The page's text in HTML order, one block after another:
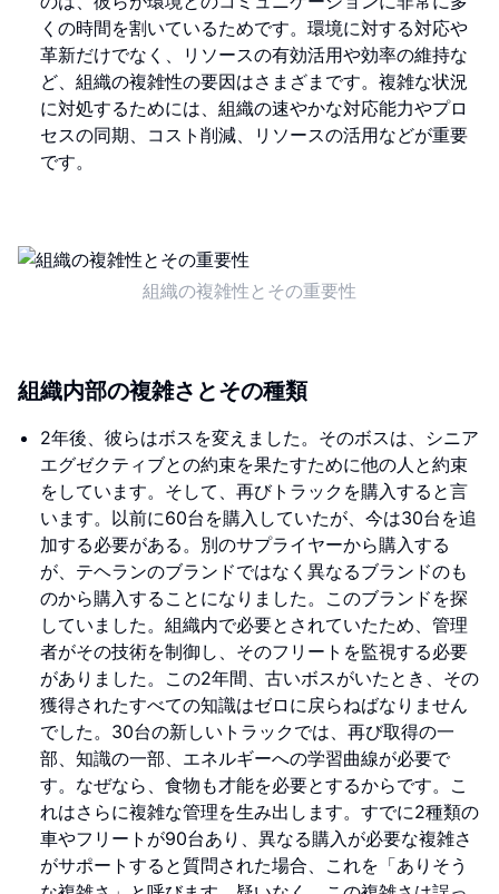
くの時間を割いているためです。環境に対する対応や
革新だけでなく、リソースの有効活用や効率の維持な
ど、組織の複雑性の要因はさまざまです。複雑な状況
に対処するためには、組織の速やかな対応能力やプロ
セスの同期、コスト削減、リソースの活用などが重要
です。
組織の複雑性とその重要性
組織内部の複雑さとその種類
2年後、彼らはボスを変えました。そのボスは、シニア
エグゼクティブとの約束を果たすために他の人と約束
をしています。そして、再びトラックを購入すると言
います。以前に60台を購入していたが、今は30台を追
加する必要がある。別のサプライヤーから購入する
が、テヘランのブランドではなく異なるブランドのも
のから購入することになりました。このブランドを探
していました。組織内で必要とされていたため、管理
者がその技術を制御し、そのフリートを監視する必要
がありました。この2年間、古いボスがいたとき、その
獲得されたすべての知識はゼロに戻らねばなりません
でした。30台の新しいトラックでは、再び取得の一
部、知識の一部、エネルギーへの学習曲線が必要で
す。なぜなら、食物も才能を必要とするからです。こ
れはさらに複雑な管理を生み出します。すでに2種類の
車やフリートが90台あり、異なる購入が必要な複雑さ
がサポートすると質問された場合、これを「ありそう